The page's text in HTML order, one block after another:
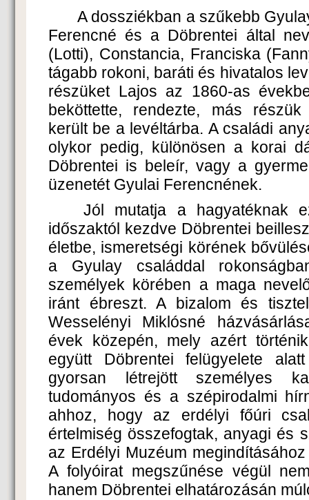
A dossziékban a szűkebb
Ferencné és a Döbrentei által
(Lotti), Constancia, Franciska
tágabb rokoni, baráti és hivatalos
részüket Lajos az 1860-as
beköttette, rendezte, más
került be a levéltárba. A családi
olykor pedig, különösen a korai
Döbrentei is beleír, vagy a
üzenetét Gyulai Ferencnének.
Jól mutatja a hagyatéknak
időszaktól kezdve Döbrentei
életbe, ismeretségi körének
a Gyulay családdal
személyek körében a maga
iránt ébreszt. A bizalom és
Wesselényi Miklósné
évek közepén, mely azért
együtt Döbrentei felügyelete
gyorsan létrejött személyes
tudományos és a szépirodalmi
ahhoz, hogy az erdélyi főúri
értelmiség összefogtak, anyagi és
az Erdélyi Muzéum
A folyóirat megszűnése végül
hanem Döbrentei elhatározásán